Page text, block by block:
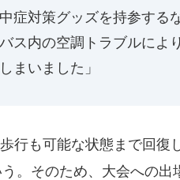
中症対策グッズを持参す
ス内の空調トラブルによ
まいました」
行も可能な状態まで回復
。そのため、大会への